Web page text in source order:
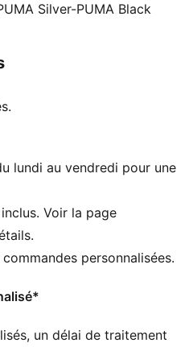
pour les femmes. Dotées
pour un confort optimal
une meilleure
pour femme révolutionnent
d’au moins 30 %
conçue pour un amorti et
confortable conçue
à son talon ultra-
Silver-PUMA Black
lundi au vendredi pour une
Voir la page
personnalisées.
un délai de traitement